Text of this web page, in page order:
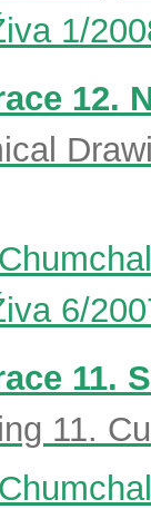
1/
12.
6/
11.
11.